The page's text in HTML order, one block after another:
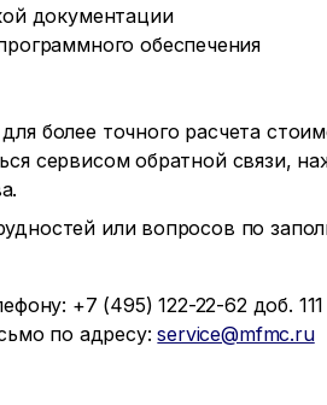
документации
обеспечения
более точного расчета
сервисом обратной связи,
или вопросов по
+7 (495) 122-22-62 доб.
по адресу:service@mfmc.ru